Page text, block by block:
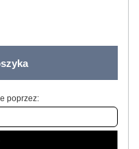
poprzez: